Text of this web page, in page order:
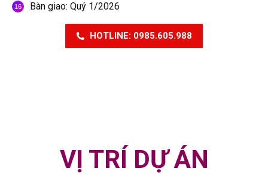
Bàn giao: Quý 1/2026
HOTLINE: 0985.605.988
VỊ TRÍ DỰ ÁN